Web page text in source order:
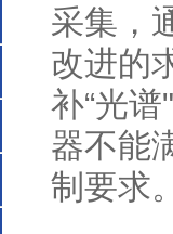
采集，
改进的
补“光
器不能
制要求